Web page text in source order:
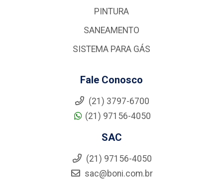
PINTURA
SANEAMENTO
SISTEMA PARA GÁS
Fale Conosco
(21) 3797-6700
(21) 97156-4050
SAC
(21) 97156-4050
sac@boni.com.br